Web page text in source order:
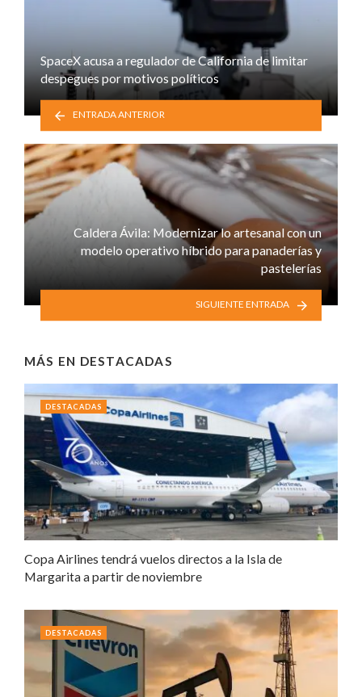
SpaceX acusa a regulador de California de limitar
despegues por motivos políticos
ENTRADA ANTERIOR
Caldera Ávila: Modernizar lo artesanal con un
modelo operativo híbrido para panaderías y
pastelerías
SIGUIENTE ENTRADA
MÁS EN DESTACADAS
Copa Airlines tendrá vuelos directos a la Isla de
Margarita a partir de noviembre
DESTACADAS
DESTACADAS